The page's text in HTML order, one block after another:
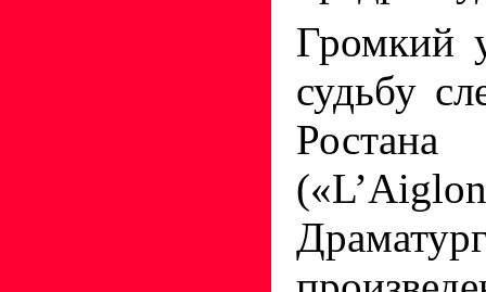
Громкий
судьбу